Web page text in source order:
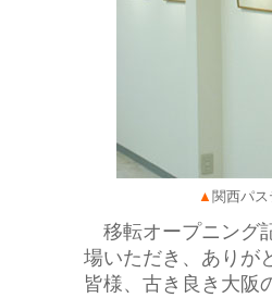
▲ 関西パ
移転オープニング
場いただき、ありが
皆様、古き良き大阪